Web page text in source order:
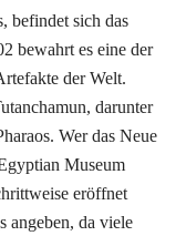
befindet sich das
bewahrt es eine der
der Welt.
darunter
Wer das Neue
Museum
eröffnet
angeben, da viele